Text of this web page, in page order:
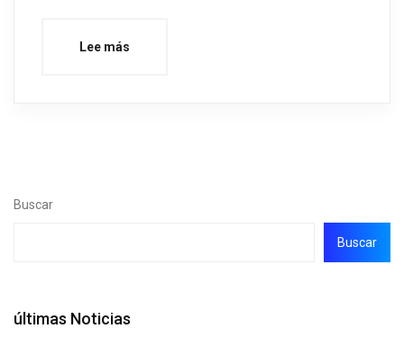
Lee más
Buscar
Buscar
últimas Noticias